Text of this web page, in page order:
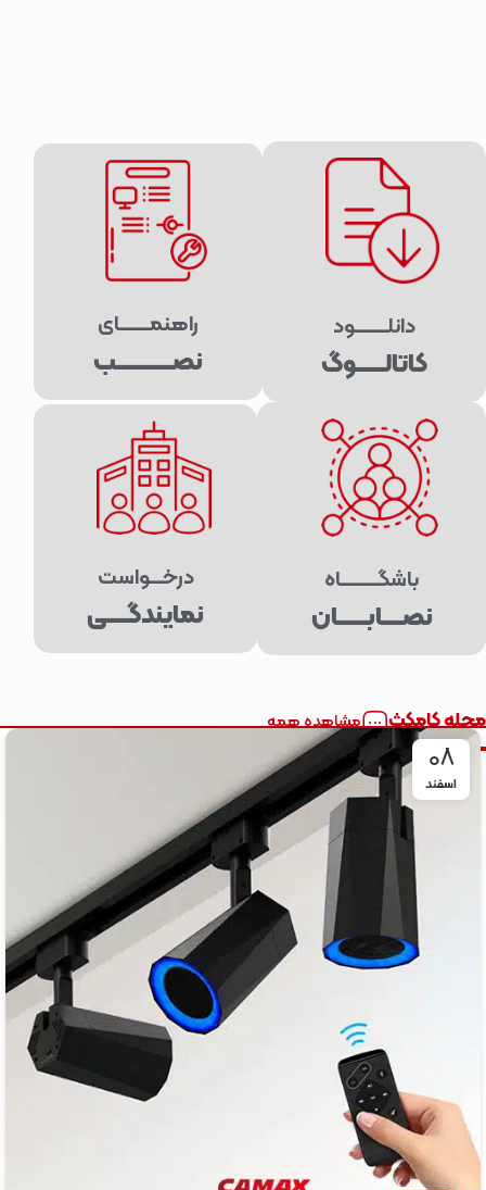
دانلــــــــــود
کاتالـــــــــوگ
راهنمـــــــــای
نصـــــــــــــــــب
باشگـــــــــــاه
نصــــــابـــــــــان
درخــــواست
نمایندگــــــی
مجله کامکث مشاهده همه
08
اسفند